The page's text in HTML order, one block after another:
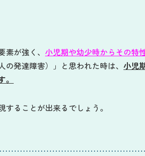
が強く、 小児期や幼少時からその特
発達障害）」と思われた時は、 小児
ることが出来るでしょう。